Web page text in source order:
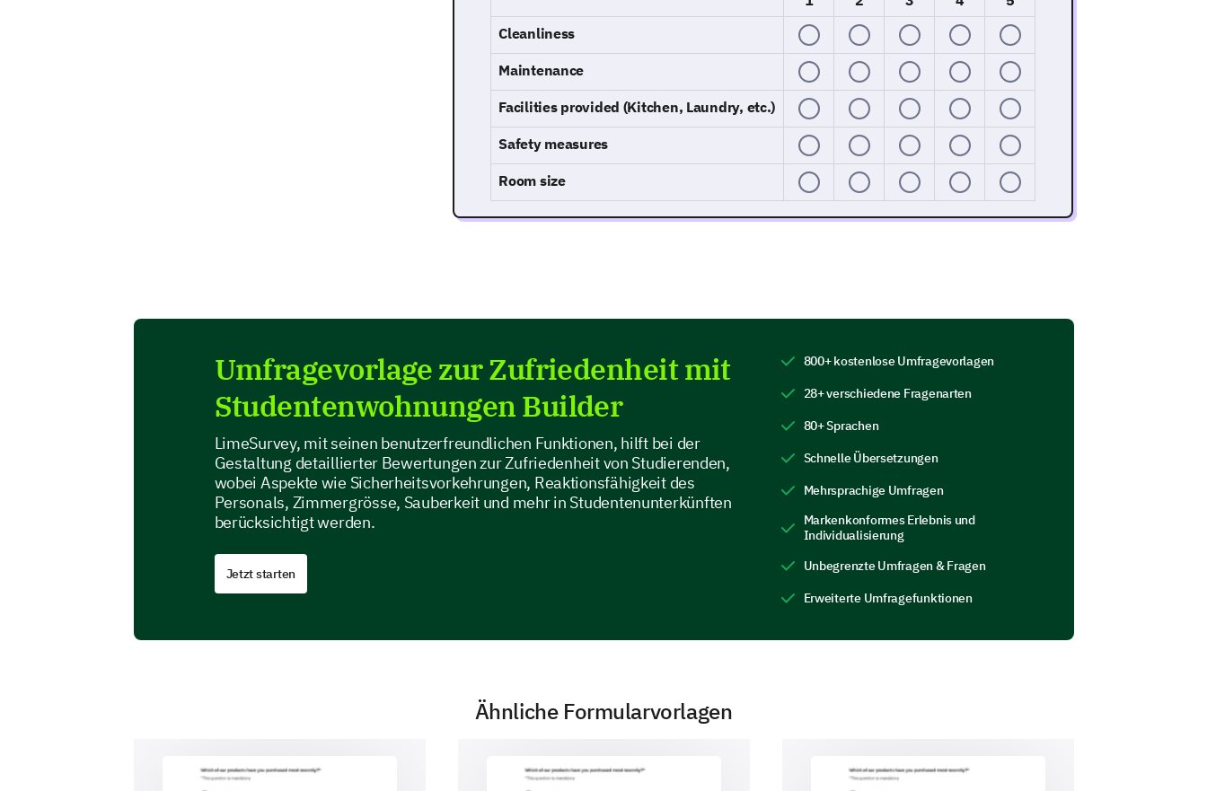
Cleanliness
Maintenance
Facilities provided (Kitchen, Laundry, etc.)
Safety measures
Room size
Now we would like to know your experiences dealing with the housing management
Have you experienced the following situations regarding the housing staff?
Difficulty reaching housing staff
Lack of helpfulness from housing staff
Please share any specific incidents or details about your experiences with
Umfragevorlage zur Zufriedenheit mit
Studentenwohnungen Builder
LimeSurvey, mit seinen benutzerfreundlichen Funktionen, hilft bei der
Gestaltung detaillierter Bewertungen zur Zufriedenheit von Studierenden,
wobei Aspekte wie Sicherheitsvorkehrungen, Reaktionsfähigkeit des
Personals, Zimmergrösse, Sauberkeit und mehr in Studentenunterkünften
berücksichtigt werden.
Jetzt starten
800+ kostenlose Umfragevorlagen
28+ verschiedene Fragenarten
80+ Sprachen
Schnelle Übersetzungen
Mehrsprachige Umfragen
Markenkonformes Erlebnis und
Individualisierung
Unbegrenzte Umfragen & Fragen
Erweiterte Umfragefunktionen
Ähnliche Formularvorlagen